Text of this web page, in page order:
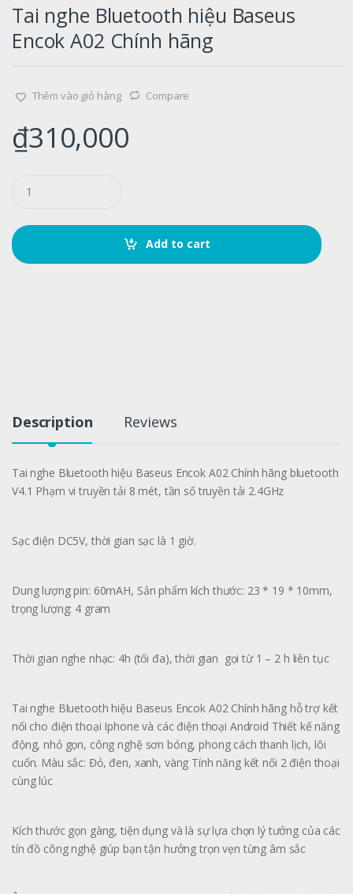
Tai nghe Bluetooth hiệu Baseus
Encok A02 Chính hãng
Thêm vào giỏ hàng Compare
₫310,000
t
i
Add to cart
Description Reviews
Tai nghe Bluetooth hiệu Baseus Encok A02 Chính hãng bluetooth
V4.1 Phạm vi truyền tải 8 mét, tần số truyền tải 2.4GHz
Sạc điện DC5V, thời gian sạc là 1 giờ.
Dung lượng pin: 60mAH, Sản phẩm kích thước: 23 * 19 * 10mm,
trọng lượng: 4 gram
Thời gian nghe nhạc: 4h (tối đa), thời gian gọi từ 1 – 2 h liên tục
Tai nghe Bluetooth hiệu Baseus Encok A02 Chính hãng hỗ trợ kết
nối cho điện thoại Iphone và các điện thoại Android Thiết kế năng
động, nhỏ gọn, công nghệ sơn bóng, phong cách thanh lịch, lôi
cuốn. Màu sắc: Đỏ, đen, xanh, vàng Tính năng kết nối 2 điện thoại
cùng lúc
Kích thước gọn gàng, tiện dụng và là sự lựa chọn lý tưởng của các
tín đồ công nghệ giúp bạn tận hưởng trọn vẹn từng âm sắc